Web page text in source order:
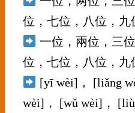
位，七位，八位，九
一位，兩位，三
位，七位，八位，九
[yī wèi]， [liǎng
wèi]， [wǔ wèi]，